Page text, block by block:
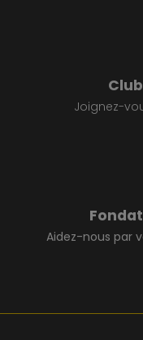
Joignez-
Aidez-nous par